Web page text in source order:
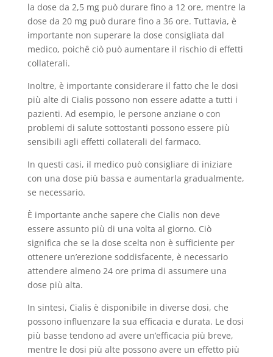
la dose da 2,5 mg può durare fino a 12 ore, mentre la
dose da 20 mg può durare fino a 36 ore. Tuttavia, è
importante non superare la dose consigliata dal
medico, poichê ciò può aumentare il rischio di effetti
collaterali.
Inoltre, è importante considerare il fatto che le dosi
più alte di Cialis possono non essere adatte a tutti i
pazienti. Ad esempio, le persone anziane o con
problemi di salute sottostanti possono essere più
sensibili agli effetti collaterali del farmaco.
In questi casi, il medico può consigliare di iniziare
con una dose più bassa e aumentarla gradualmente,
se necessario.
È importante anche sapere che Cialis non deve
essere assunto più di una volta al giorno. Ciò
significa che se la dose scelta non è sufficiente per
ottenere un’erezione soddisfacente, è necessario
attendere almeno 24 ore prima di assumere una
dose più alta.
In sintesi, Cialis è disponibile in diverse dosi, che
possono influenzare la sua efficacia e durata. Le dosi
più basse tendono ad avere un’efficacia più breve,
mentre le dosi più alte possono avere un effetto più